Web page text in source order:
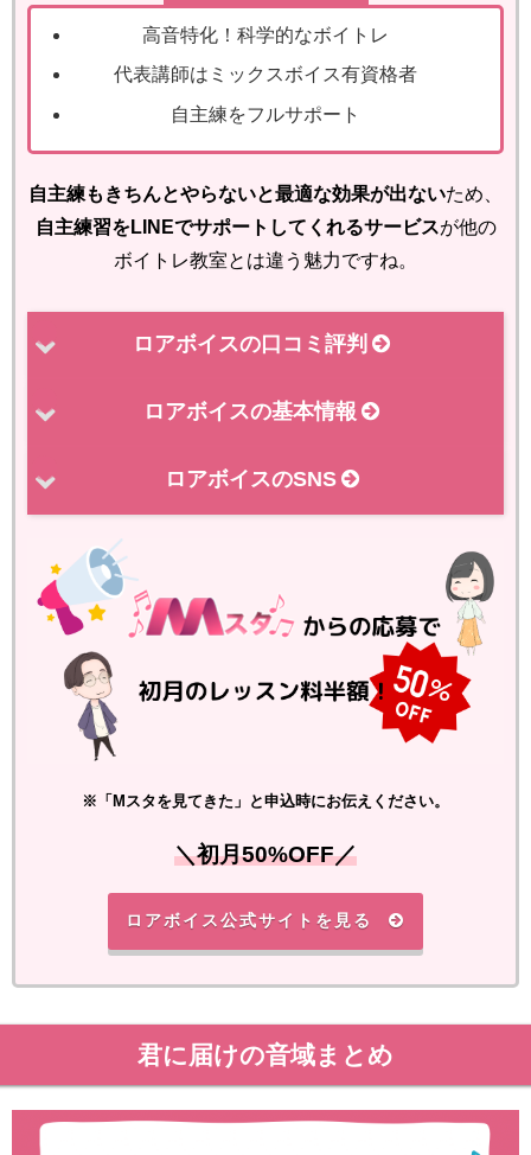
高音特化！科学的なボイトレ
代表講師はミックスボイス有資格者
自主練をフルサポート
自主練もきちんとやらないと最適な効果が出ないため、
自主練習をLINEでサポートしてくれるサービスが他の
ボイトレ教室とは違う魅力ですね。
ロアボイスの口コミ評判
ロアボイスの基本情報
ロアボイスのSNS
※「Mスタを見てきた」と申込時にお伝えください。
＼初月50%OFF／
ロアボイス公式サイトを見る
君に届けの音域まとめ